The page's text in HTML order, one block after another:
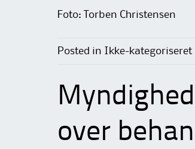
Foto: Torben Christensen
Posted in Ikke-kategoriseret
over